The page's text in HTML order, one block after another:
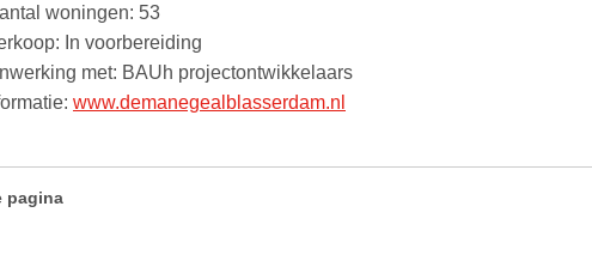
woningen: 53
In voorbereiding
met: BAUh projectontwikkelaars
www.demanegealblasserdam.nl
pagina